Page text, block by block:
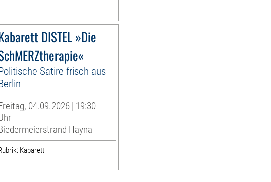
DISTEL »Die
Satire frisch aus
04.09.2026 | 19:30
Hayna
Kabarett